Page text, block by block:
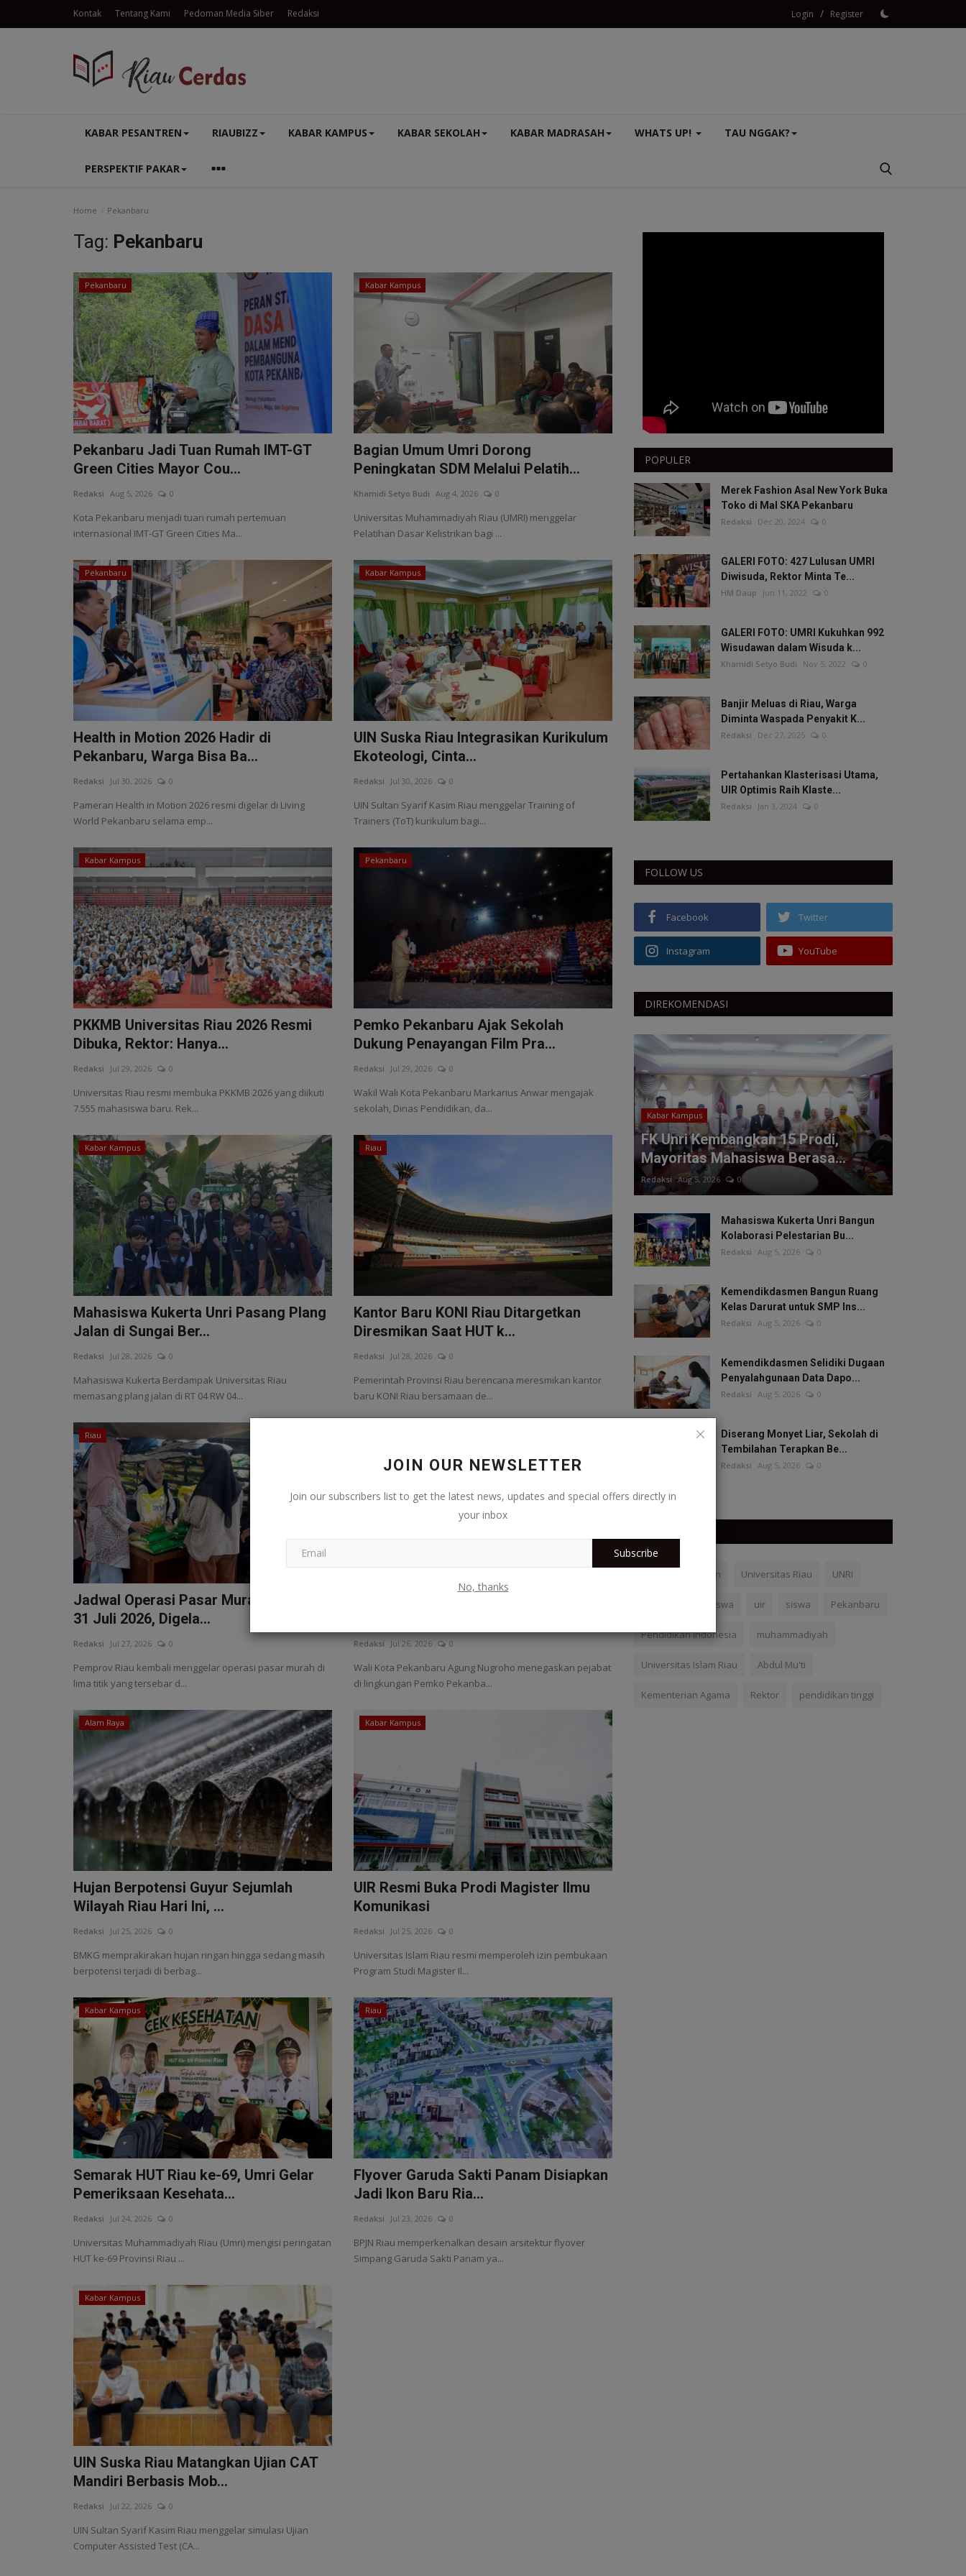
Kontak Tentang Kami Pedoman Media Siber Redaksi Login / Register
KABAR PESANTREN RIAUBIZZ KABAR KAMPUS KABAR SEKOLAH KABAR MADRASAH WHATS UP! TAU NGGAK?
PERSPEKTIF PAKAR
JOIN OUR NEWSLETTER
Join our subscribers list to get the latest news, updates and special offers directly in
your inbox
Subscribe
No, thanks
Home Pekanbaru
Tag: Pekanbaru
Pekanbaru
Pekanbaru Jadi Tuan Rumah IMT-GT
Green Cities Mayor Cou...
Redaksi Aug 5, 2026 0
Kota Pekanbaru menjadi tuan rumah pertemuan
internasional IMT-GT Green Cities Ma...
Kabar Kampus
Bagian Umum Umri Dorong
Peningkatan SDM Melalui Pelatih...
Khamidi Setyo Budi Aug 4, 2026 0
Universitas Muhammadiyah Riau (UMRI) menggelar
Pelatihan Dasar Kelistrikan bagi ...
Pekanbaru
Health in Motion 2026 Hadir di
Pekanbaru, Warga Bisa Ba...
Redaksi Jul 30, 2026 0
Pameran Health in Motion 2026 resmi digelar di Living
World Pekanbaru selama emp...
Kabar Kampus
UIN Suska Riau Integrasikan Kurikulum
Ekoteologi, Cinta...
Redaksi Jul 30, 2026 0
UIN Sultan Syarif Kasim Riau menggelar Training of
Trainers (ToT) kurikulum bagi...
Kabar Kampus
PKKMB Universitas Riau 2026 Resmi
Dibuka, Rektor: Hanya...
Redaksi Jul 29, 2026 0
Universitas Riau resmi membuka PKKMB 2026 yang diikuti
7.555 mahasiswa baru. Rek...
Pekanbaru
Pemko Pekanbaru Ajak Sekolah
Dukung Penayangan Film Pra...
Redaksi Jul 29, 2026 0
Wakil Wali Kota Pekanbaru Markarius Anwar mengajak
sekolah, Dinas Pendidikan, da...
Kabar Kampus
Mahasiswa Kukerta Unri Pasang Plang
Jalan di Sungai Ber...
Redaksi Jul 28, 2026 0
Mahasiswa Kukerta Berdampak Universitas Riau
memasang plang jalan di RT 04 RW 04...
Riau
Kantor Baru KONI Riau Ditargetkan
Diresmikan Saat HUT k...
Redaksi Jul 28, 2026 0
Pemerintah Provinsi Riau berencana meresmikan kantor
baru KONI Riau bersamaan de...
Riau
Jadwal Operasi Pasar Murah Riau 28-
31 Juli 2026, Digela...
Redaksi Jul 27, 2026 0
Pemprov Riau kembali menggelar operasi pasar murah di
lima titik yang tersebar d...
Redaksi Jul 26, 2026 0
Wali Kota Pekanbaru Agung Nugroho menegaskan pejabat
di lingkungan Pemko Pekanba...
Alam Raya
Hujan Berpotensi Guyur Sejumlah
Wilayah Riau Hari Ini, ...
Redaksi Jul 25, 2026 0
BMKG memprakirakan hujan ringan hingga sedang masih
berpotensi terjadi di berbag...
Kabar Kampus
UIR Resmi Buka Prodi Magister Ilmu
Komunikasi
Redaksi Jul 25, 2026 0
Universitas Islam Riau resmi memperoleh izin pembukaan
Program Studi Magister Il...
Kabar Kampus
Semarak HUT Riau ke-69, Umri Gelar
Pemeriksaan Kesehata...
Redaksi Jul 24, 2026 0
Universitas Muhammadiyah Riau (Umri) mengisi peringatan
HUT ke-69 Provinsi Riau ...
Riau
Flyover Garuda Sakti Panam Disiapkan
Jadi Ikon Baru Ria...
Redaksi Jul 23, 2026 0
BPJN Riau memperkenalkan desain arsitektur flyover
Simpang Garuda Sakti Panam ya...
Kabar Kampus
UIN Suska Riau Matangkan Ujian CAT
Mandiri Berbasis Mob...
Redaksi Jul 22, 2026 0
UIN Sultan Syarif Kasim Riau menggelar simulasi Ujian
Computer Assisted Test (CA...
POPULER
Merek Fashion Asal New York Buka
Toko di Mal SKA Pekanbaru
Redaksi Dec 20, 2024 0
GALERI FOTO: 427 Lulusan UMRI
Diwisuda, Rektor Minta Te...
HM Daup Jun 11, 2022 0
GALERI FOTO: UMRI Kukuhkan 992
Wisudawan dalam Wisuda k...
Khamidi Setyo Budi Nov 5, 2022 0
Banjir Meluas di Riau, Warga
Diminta Waspada Penyakit K...
Redaksi Dec 27, 2025 0
Pertahankan Klasterisasi Utama,
UIR Optimis Raih Klaste...
Redaksi Jan 3, 2024 0
FOLLOW US
Facebook Twitter
Instagram YouTube
DIREKOMENDASI
Kabar Kampus
FK Unri Kembangkan 15 Prodi,
Mayoritas Mahasiswa Berasa...
Redaksi Aug 5, 2026 0
Mahasiswa Kukerta Unri Bangun
Kolaborasi Pelestarian Bu...
Redaksi Aug 5, 2026 0
Kemendikdasmen Bangun Ruang
Kelas Darurat untuk SMP Ins...
Redaksi Aug 5, 2026 0
Kemendikdasmen Selidiki Dugaan
Penyalahgunaan Data Dapo...
Redaksi Aug 5, 2026 0
Diserang Monyet Liar, Sekolah di
Tembilahan Terapkan Be...
Redaksi Aug 5, 2026 0
Kemendikdasmen Universitas Riau UNRI
mahasiswa uir siswa Pekanbaru
Pendidikan Indonesia muhammadiyah
Universitas Islam Riau Abdul Mu'ti
Kementerian Agama Rektor pendidikan tinggi